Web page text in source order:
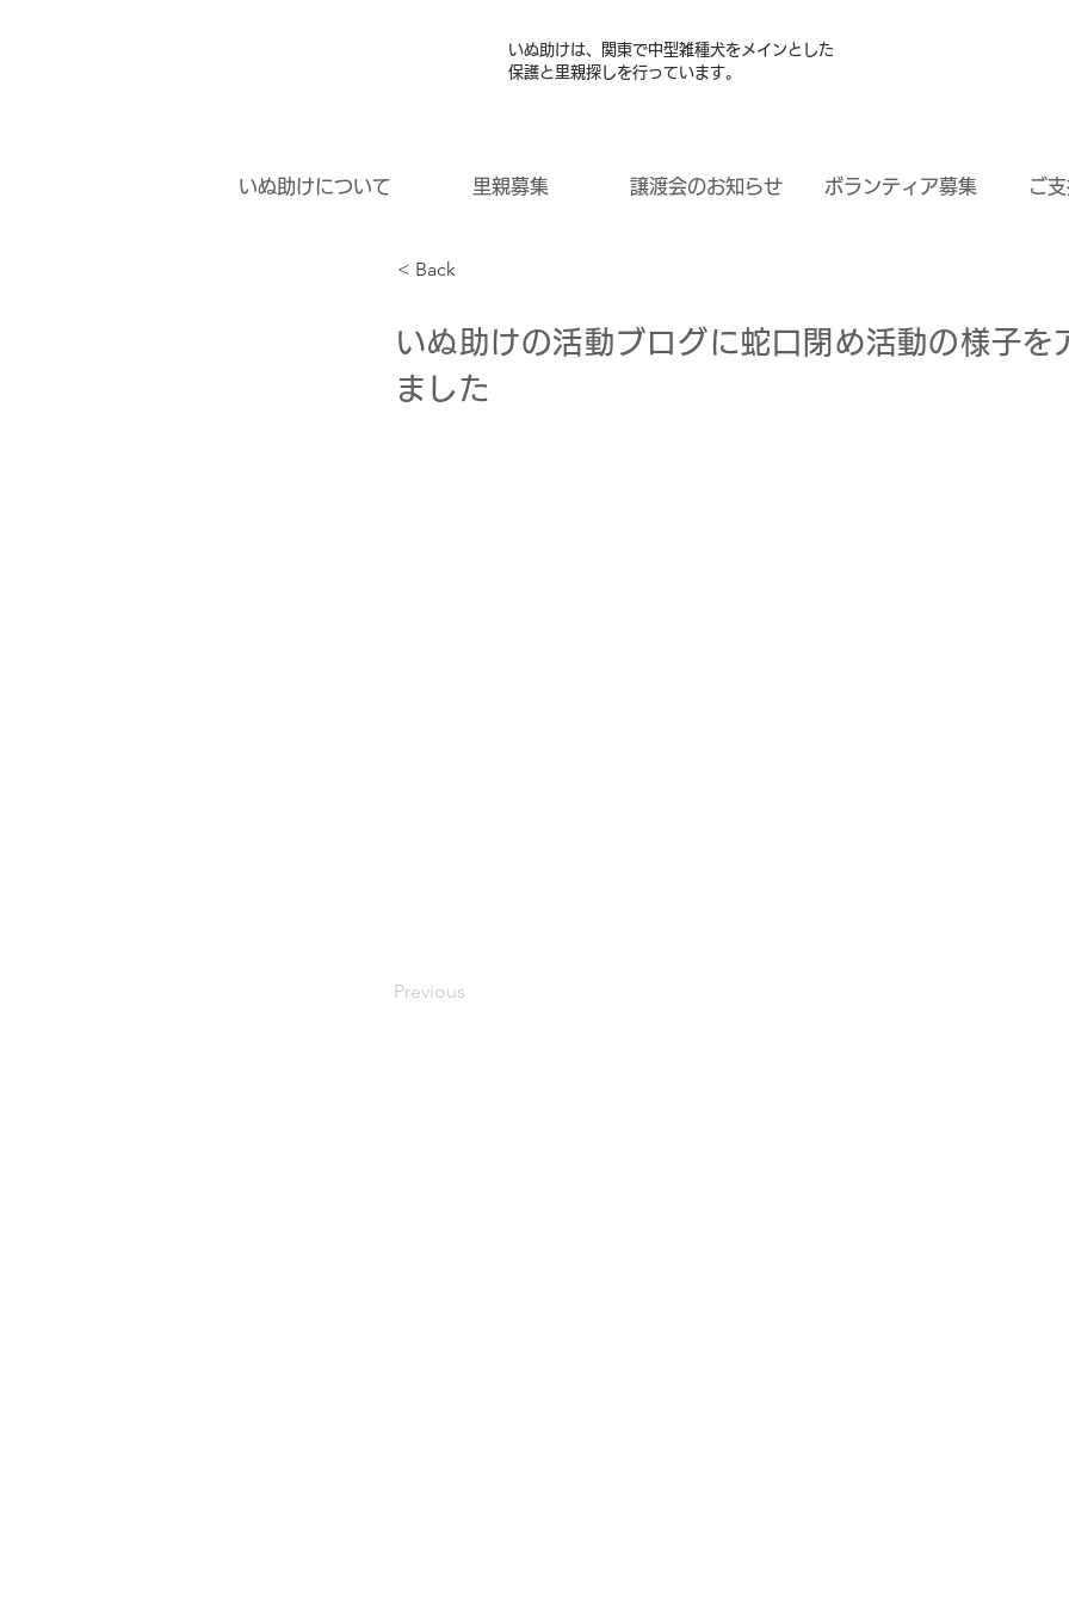
いぬ助けは、関東で中型雑種犬をメインとした
保護と里親探しを行っています。
いぬ助けについて 里親募集 譲渡会のお知らせ ボランティア募集 ご
< Back
いぬ助けの活動ブログに蛇口閉め活動の様子を
ました
Previous